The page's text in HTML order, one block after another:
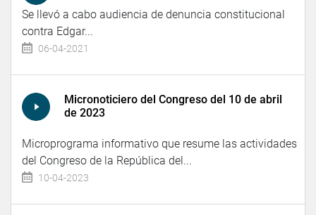
Se llevó a cabo audiencia de denuncia constitucional
contra Edgar...
06-04-2021
Micronoticiero del Congreso del 10 de abril
de 2023
Microprograma informativo que resume las actividades
del Congreso de la República del...
10-04-2023